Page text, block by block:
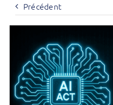
Précédent